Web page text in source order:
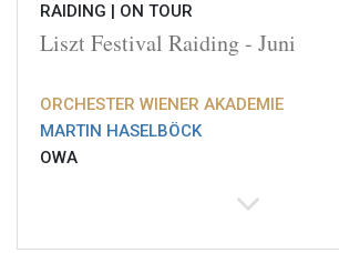
RAIDING | ON TOUR
Liszt Festival Raiding - Juni
ORCHESTER WIENER AKADEMIE
MARTIN HASELBÖCK
OWA